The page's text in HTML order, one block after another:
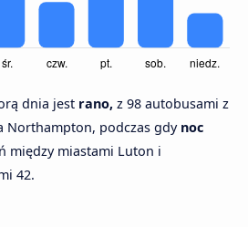
dnia jest rano, z 98 autobusami z
Northampton, podczas gdy noc
między miastami Luton i
42.